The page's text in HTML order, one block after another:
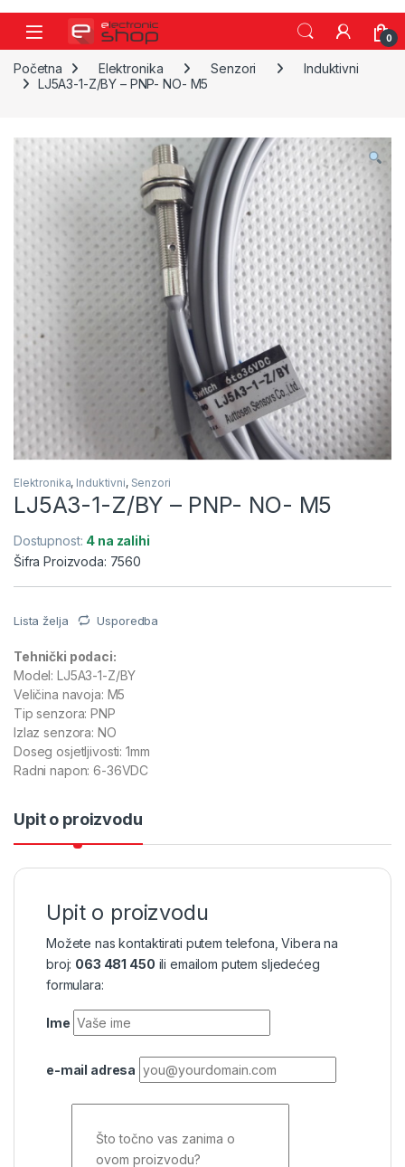
Skip to navigation
Skip to content
0
Početna Elektronika Senzori
Induktivni
LJ5A3-1-Z/BY – PNP- NO- M5
Elektronika, Induktivni, Senzori
LJ5A3-1-Z/BY – PNP- NO- M5
Dostupnost: 4 na zalihi
Šifra Proizvoda: 7560
Lista želja Usporedba
Tehnički podaci:
Model: LJ5A3-1-Z/BY
Veličina navoja: M5
Tip senzora: PNP
Izlaz senzora: NO
Doseg osjetljivosti: 1mm
Radni napon: 6-36VDC
Upit o proizvodu
Upit o proizvodu
Možete nas kontaktirati putem telefona, Vibera na
broj: 063 481 450 ili emailom putem sljedećeg
formulara:
Ime
e-mail adresa